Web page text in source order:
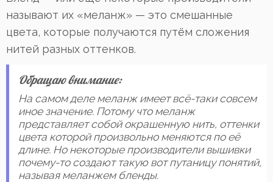
называют их «меланж» — это смешанные
цвета, которые получаются путём сложения
нитей разных оттенков.
Обращаю внимание:
На самом деле меланж имеет всё-таки совсем
иное значение. Потому что меланж
представляет собой окрашенную нить, оттенки
цвета которой произвольно меняются по её
длине. Но некоторые производители вышивки
почему-то создают такую вот путаницу понятий,
называя меланжем бленды.